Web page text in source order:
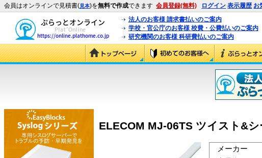
会員はオンラインで見積書(見本)を無料で作成できます 会員登録(無料) ログイン 表示履歴 お
法人のお客様 請求書払いのご案内
学校・官公庁のお客様 校費・公費払いのご案内
研究機関のお客様 科研費払いのご案内
ELECOM MJ-06TS ツイスト&
メーカー